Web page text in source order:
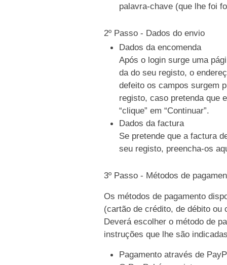
palavra-chave (que lhe foi
2º Passo - Dados do envio
Dados da encomenda
Após o login surge uma
da do seu registo, o
defeito os campos surgem
registo, caso pretenda que
“clique” em “Continuar”.
Dados da factura
Se pretende que a factura
seu registo, preencha-os
3º Passo - Métodos de
Os métodos de pagamento
(cartão de crédito, de débito ou
Deverá escolher o método de
instruções que lhe são
Pagamento através de